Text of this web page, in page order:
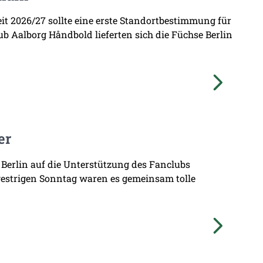
2026/27 sollte eine erste Standortbestimmung für
Aalborg Håndbold lieferten sich die Füchse Berlin
auf die Unterstützung des Fanclubs
Sonntag waren es gemeinsam tolle